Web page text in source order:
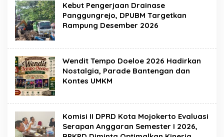
Kebut Pengerjaan Drainase
Panggungrejo, DPUBM Targetkan
Rampung Desember 2026
Wendit Tempo Doeloe 2026 Hadirkan
Nostalgia, Parade Bantengan dan
Kontes UMKM
Komisi II DPRD Kota Mojokerto Evaluasi
Serapan Anggaran Semester I 2026,